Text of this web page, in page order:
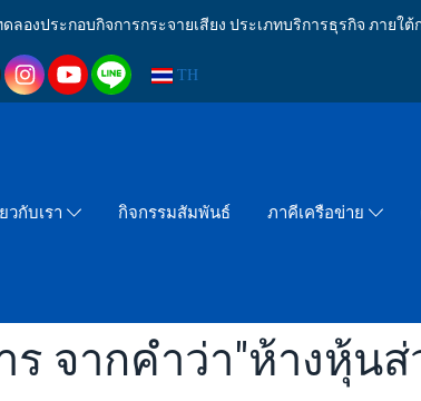
องประกอบกิจการกระจายเสียง ประเภทบริการธุรกิจ ภา
TH
วกับเรา กิจกรรมสัมพันธ์ ภาคีเครือข่าย
จากคำว่า"ห้างหุ้น